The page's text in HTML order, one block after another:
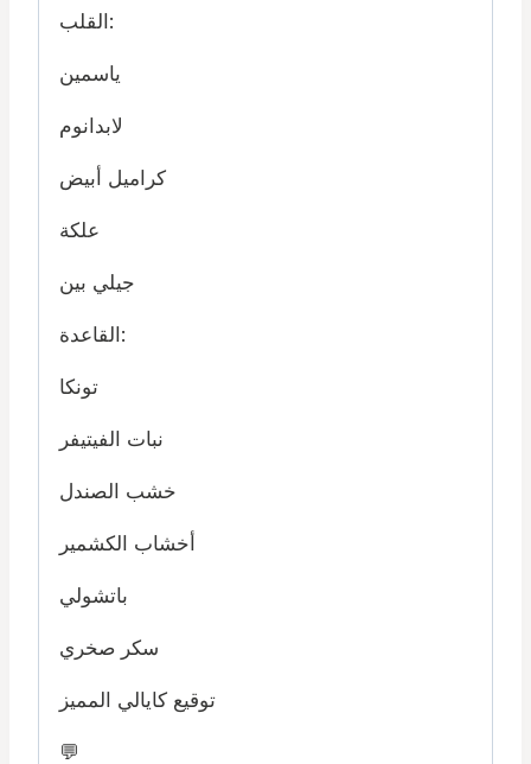
القلب:
ياسمين
لابدانوم
كراميل أبيض
علكة
جيلي بين
القاعدة:
تونكا
نبات الفيتيفر
خشب الصندل
أخشاب الكشمير
باتشولي
سكر صخري
توقيع كايالي المميز
💬